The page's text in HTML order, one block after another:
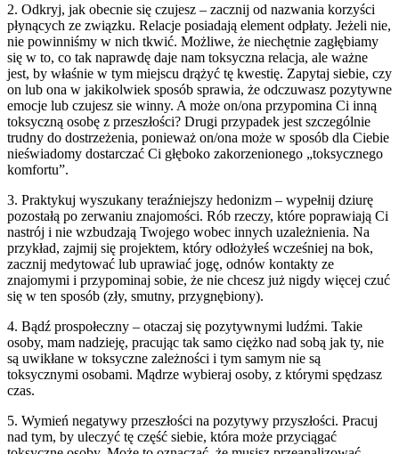
2. Odkryj, jak obecnie się czujesz – zacznij od nazwania korzyści
płynących ze związku. Relacje posiadają element odpłaty. Jeżeli nie,
nie powinniśmy w nich tkwić. Możliwe, że niechętnie zagłębiamy
się w to, co tak naprawdę daje nam toksyczna relacja, ale ważne
jest, by właśnie w tym miejscu drążyć tę kwestię. Zapytaj siebie, czy
on lub ona w jakikolwiek sposób sprawia, że odczuwasz pozytywne
emocje lub czujesz sie winny. A może on/ona przypomina Ci inną
toksyczną osobę z przeszłości? Drugi przypadek jest szczególnie
trudny do dostrzeżenia, ponieważ on/ona może w sposób dla Ciebie
nieświadomy dostarczać Ci głęboko zakorzenionego „toksycznego
komfortu”.
3. Praktykuj wyszukany teraźniejszy hedonizm – wypełnij dziurę
pozostałą po zerwaniu znajomości. Rób rzeczy, które poprawiają Ci
nastrój i nie wzbudzają Twojego wobec innych uzależnienia. Na
przykład, zajmij się projektem, który odłożyłeś wcześniej na bok,
zacznij medytować lub uprawiać jogę, odnów kontakty ze
znajomymi i przypominaj sobie, że nie chcesz już nigdy więcej czuć
się w ten sposób (zły, smutny, przygnębiony).
4. Bądź prospołeczny – otaczaj się pozytywnymi ludźmi. Takie
osoby, mam nadzieję, pracując tak samo ciężko nad sobą jak ty, nie
są uwikłane w toksyczne zależności i tym samym nie są
toksycznymi osobami. Mądrze wybieraj osoby, z którymi spędzasz
czas.
5. Wymień negatywy przeszłości na pozytywy przyszłości. Pracuj
nad tym, by uleczyć tę część siebie, która może przyciągać